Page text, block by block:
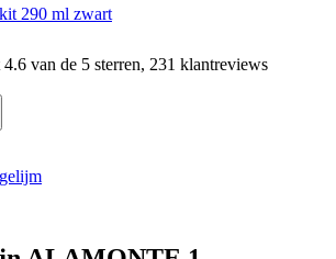
290 ml zwart
van de 5 sterren, 231 klantreviews